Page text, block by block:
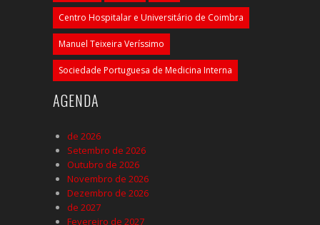
Centro Hospitalar e Universitário de Coimbra
Manuel Teixeira Veríssimo
Sociedade Portuguesa de Medicina Interna
AGENDA
de 2026
Setembro de 2026
Outubro de 2026
Novembro de 2026
Dezembro de 2026
de 2027
Fevereiro de 2027